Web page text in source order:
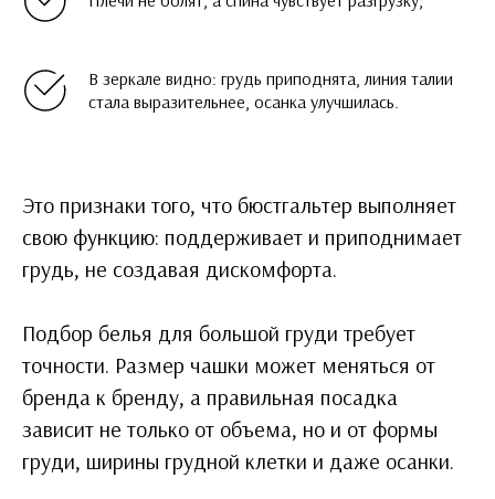
В зеркале видно: грудь приподнята, линия талии
стала выразительнее, осанка улучшилась.
Это признаки того, что бюстгальтер выполняет
свою функцию: поддерживает и приподнимает
грудь, не создавая дискомфорта.
Подбор белья для большой груди требует
точности. Размер чашки может меняться от
бренда к бренду, а правильная посадка
зависит не только от объема, но и от формы
груди, ширины грудной клетки и даже осанки.